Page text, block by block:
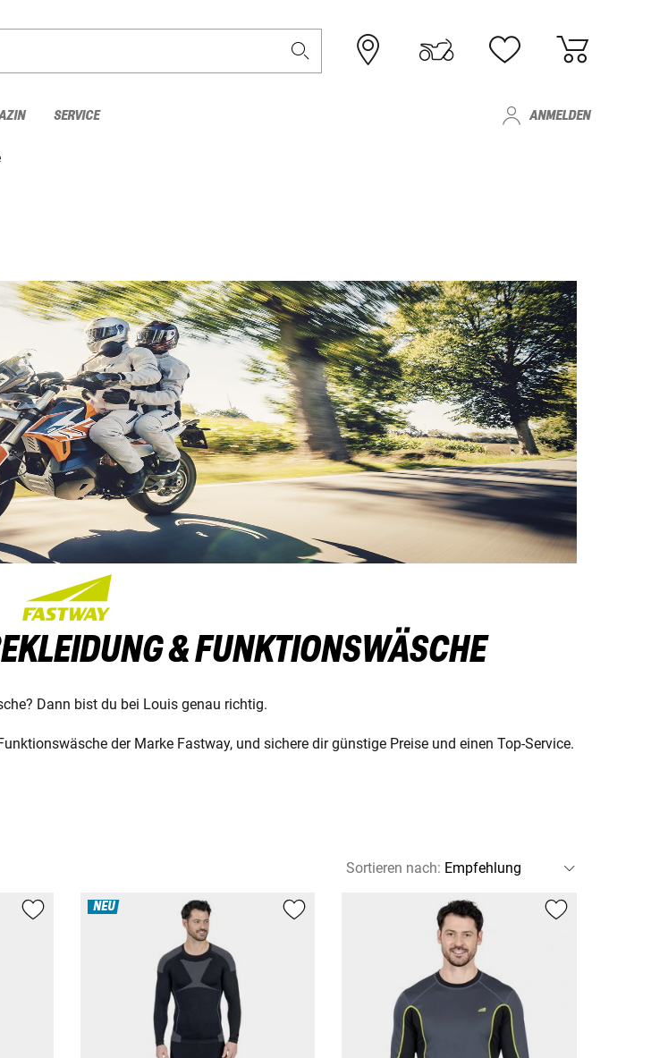
SERVICE ANMELDEN
& FUNKTIONSWÄSCHE
Dann bist du bei Louis genau richtig.
der Marke Fastway, und sichere dir günstige Preise und einen Top-Service.
Sortieren nach:
NEU